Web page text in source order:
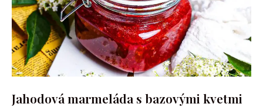
Jahodová marmeláda s bazovými kvetmi